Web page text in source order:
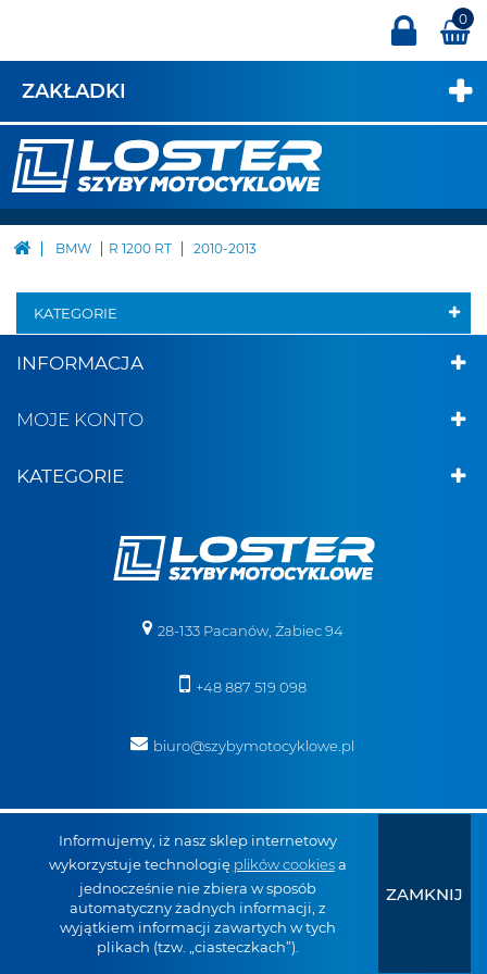
0
ZAKŁADKI
BMW R 1200 RT 2010-2013
KATEGORIE
INFORMACJA
MOJE KONTO
KATEGORIE
Informujemy, iż nasz sklep internetowy
wykorzystuje technologię plików cookiesa
jednocześnie nie zbiera w sposób
automatyczny żadnych informacji, z
wyjątkiem informacji zawartych w tych
plikach (tzw. „ciasteczkach”).
ZAMKNIJ
28-133 Pacanów, Żabiec 94
+48 887 519 098
biuro@szybymotocyklowe.pl